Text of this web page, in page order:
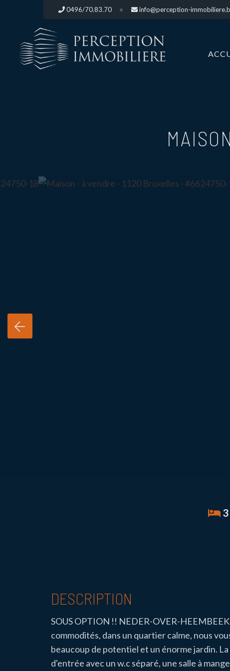
0496/70.83.70 info@perception-
3
DESCRIPTION
SOUS OPTION !! NEDER-OVER-
commodités, dans un quartier calme, nous
beaucoup de potentiel et un énorme jardin.
d'entrée avec un w.c séparé, une salle à